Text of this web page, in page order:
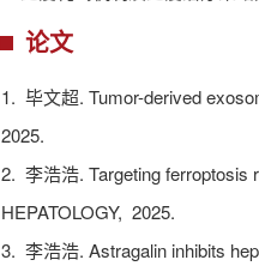
论文
1. 毕文超. Tumor-derived
2025.
2. 李浩浩. Targeting ferroptosis
HEPATOLOGY, 2025.
3. 李浩浩. Astragalin inhibits